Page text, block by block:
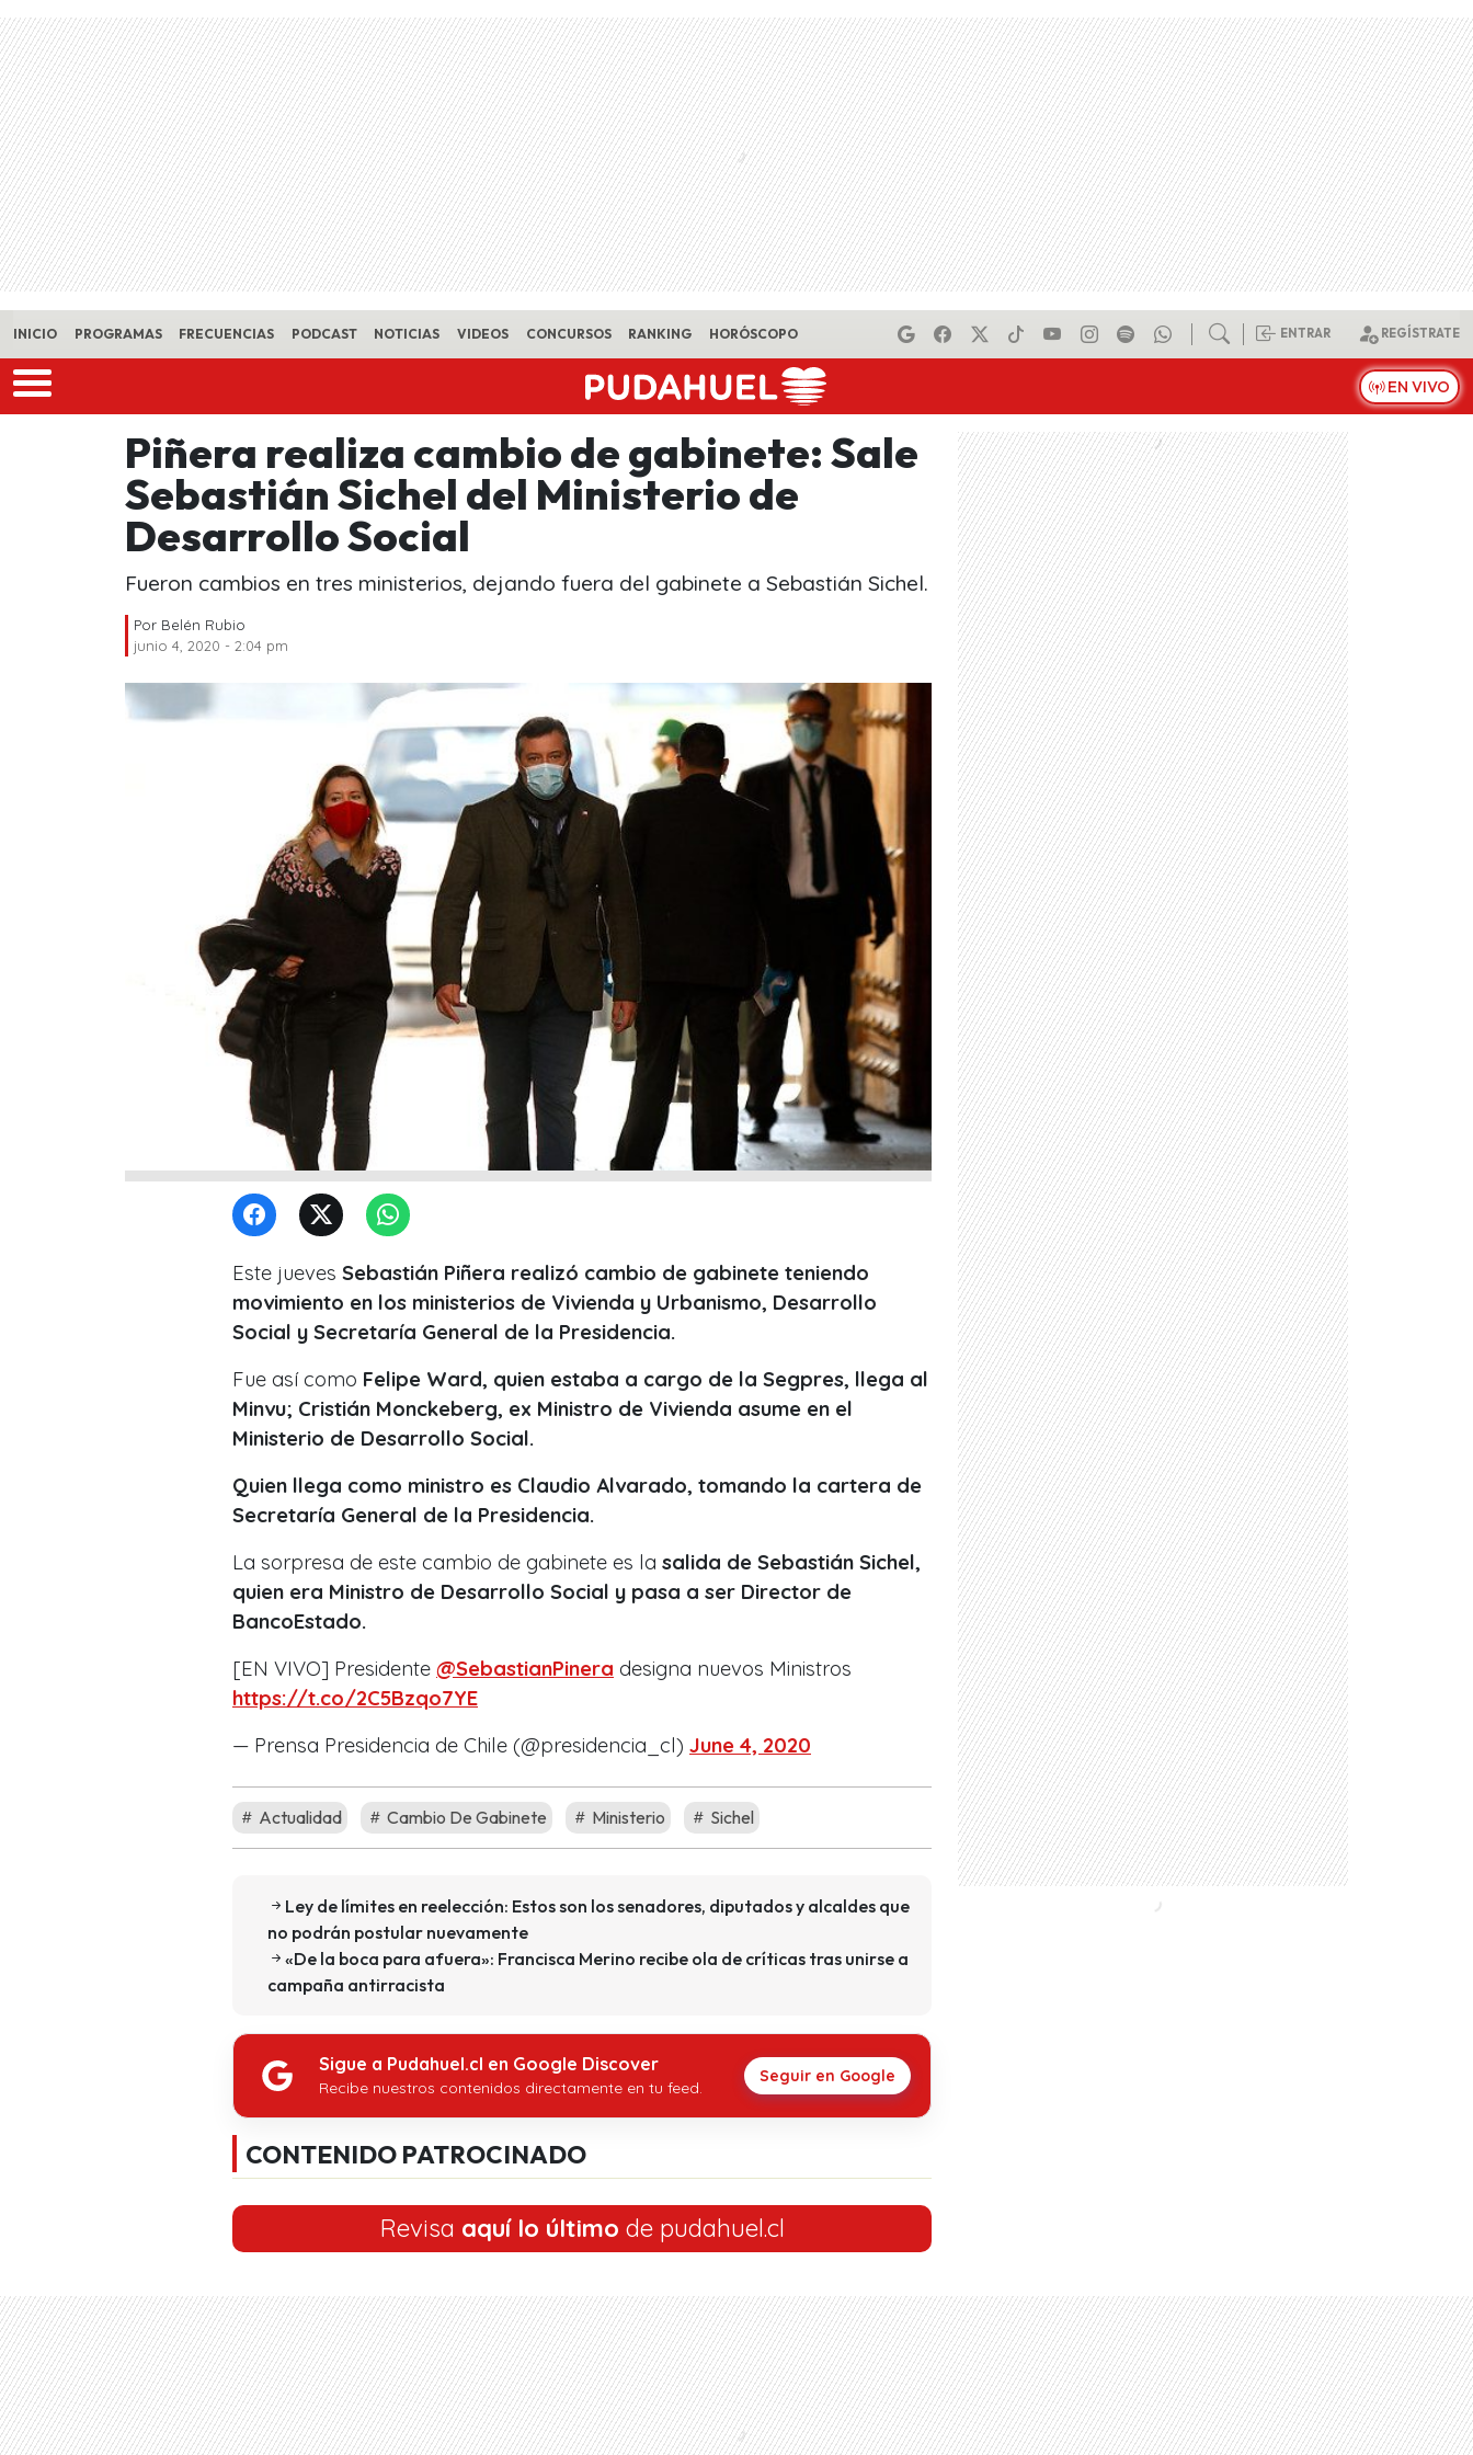
Skip to main content
INICIO PROGRAMAS FRECUENCIAS PODCAST NOTICIAS VIDEOS CONCURSOS RANKING HORÓSCOPO ENTRAR REGÍSTRATE
EN VIVO
Piñera realiza cambio de gabinete: Sale
Sebastián Sichel del Ministerio de
Desarrollo Social
Fueron cambios en tres ministerios, dejando fuera del gabinete a Sebastián Sichel.
Por Belén Rubio
junio 4, 2020 - 2:04 pm
Este jueves Sebastián Piñera realizó cambio de gabinete teniendo
movimiento en los ministerios de Vivienda y Urbanismo, Desarrollo
Social y Secretaría General de la Presidencia.
Fue así como Felipe Ward, quien estaba a cargo de la Segpres, llega al
Minvu; Cristián Monckeberg, ex Ministro de Vivienda asume en el
Ministerio de Desarrollo Social.
Quien llega como ministro es Claudio Alvarado, tomando la cartera de
Secretaría General de la Presidencia.
La sorpresa de este cambio de gabinete es la salida de Sebastián Sichel,
quien era Ministro de Desarrollo Social y pasa a ser Director de
BancoEstado.
[EN VIVO] Presidente @SebastianPinera designa nuevos Ministros
https://t.co/2C5Bzqo7YE
— Prensa Presidencia de Chile (@presidencia_cl) June 4, 2020
Actualidad Cambio De Gabinete Ministerio Sichel
Ley de límites en reelección: Estos son los senadores, diputados y alcaldes que
no podrán postular nuevamente
«De la boca para afuera»: Francisca Merino recibe ola de críticas tras unirse a
campaña antirracista
Sigue a Pudahuel.cl en Google Discover
Recibe nuestros contenidos directamente en tu feed.
Seguir en Google
CONTENIDO PATROCINADO
Revisa aquí lo último de pudahuel.cl